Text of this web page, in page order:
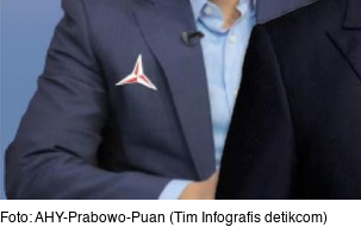
Foto: AHY-Prabowo-Puan (Tim Infografis detikcom)